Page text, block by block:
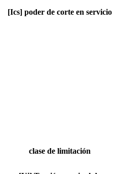
[Ics] poder de corte en servicio
clase de limitación